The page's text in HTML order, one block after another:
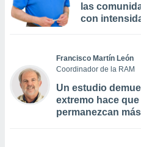
las
con
Francisco Martín León
Coordinador de la RAM
Un estudio
extremo hace
permanezcan